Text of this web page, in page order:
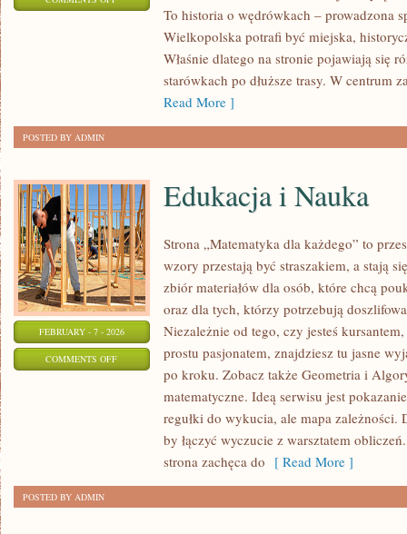
To historia o wędrówkach – prowadzona
Wielkopolska potrafi być miejska,
Właśnie dlatego na stronie pojawiają się
starówkach po dłuższe trasy. W centrum
Read More ]
POSTED BY ADMIN
FEBRUARY - 7 - 2026
COMMENTS OFFON
Edukacja i Nauka
Strona „Matematyka dla każdego” to
wzory przestają być straszakiem, a stają
zbiór materiałów dla osób, które chcą
oraz dla tych, którzy potrzebują
Niezależnie od tego, czy jesteś
prostu pasjonatem, znajdziesz tu jasne
po kroku. Zobacz także Geometria i
matematyczne. Ideą serwisu jest
regułki do wykucia, ale mapa zależności.
by łączyć wyczucie z warsztatem
strona zachęca do [ Read More ]
POSTED BY ADMIN